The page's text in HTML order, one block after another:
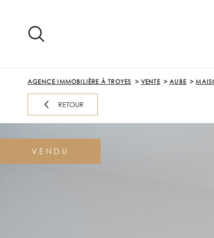
recherche
principal
AGENCE IMMOBILIÈRE À TROYES VENTE AUBE
RETOUR
VENDU